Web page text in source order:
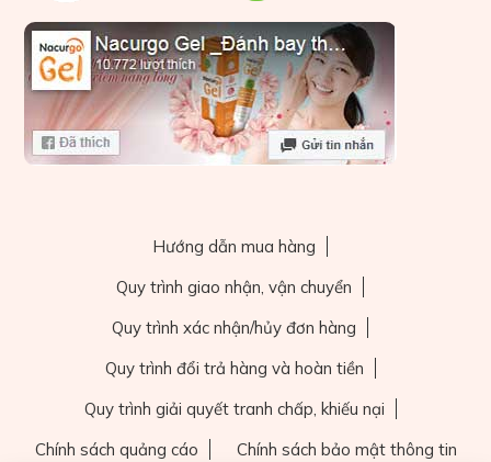
Hướng dẫn mua hàng
Quy trình giao nhận, vận chuyển
Quy trình xác nhận/hủy đơn hàng
Quy trình đổi trả hàng và hoàn tiền
Quy trình giải quyết tranh chấp, khiếu nại
Chính sách quảng cáo
Chính sách bảo mật thông tin